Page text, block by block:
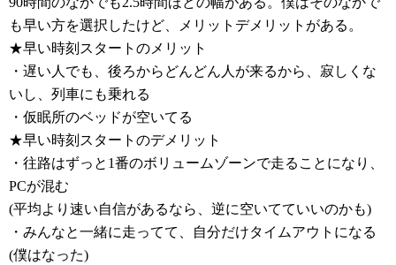
も早い方を選択したけど、メリットデメリットがある。
★早い時刻スタートのメリット
・遅い人でも、後ろからどんどん人が来るから、寂しくな
いし、列車にも乗れる
・仮眠所のベッドが空いてる
★早い時刻スタートのデメリット
・往路はずっと1番のボリュームゾーンで走ることになり、
PCが混む
(平均より速い自信があるなら、逆に空いてていいのかも)
・みんなと一緒に走ってて、自分だけタイムアウトになる
(僕はなった)